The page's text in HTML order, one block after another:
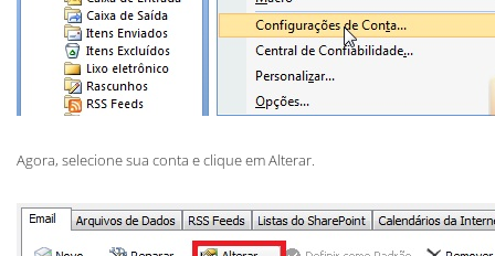
Agora, selecione sua conta e clique em Alterar.